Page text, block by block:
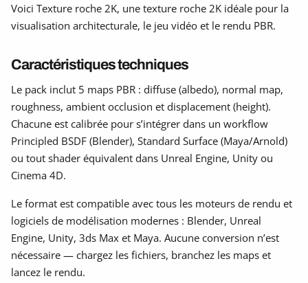
Voici Texture roche 2K, une texture roche 2K idéale pour la
visualisation architecturale, le jeu vidéo et le rendu PBR.
Caractéristiques techniques
Le pack inclut 5 maps PBR : diffuse (albedo), normal map,
roughness, ambient occlusion et displacement (height).
Chacune est calibrée pour s’intégrer dans un workflow
Principled BSDF (Blender), Standard Surface (Maya/Arnold)
ou tout shader équivalent dans Unreal Engine, Unity ou
Cinema 4D.
Le format est compatible avec tous les moteurs de rendu et
logiciels de modélisation modernes : Blender, Unreal
Engine, Unity, 3ds Max et Maya. Aucune conversion n’est
nécessaire — chargez les fichiers, branchez les maps et
lancez le rendu.